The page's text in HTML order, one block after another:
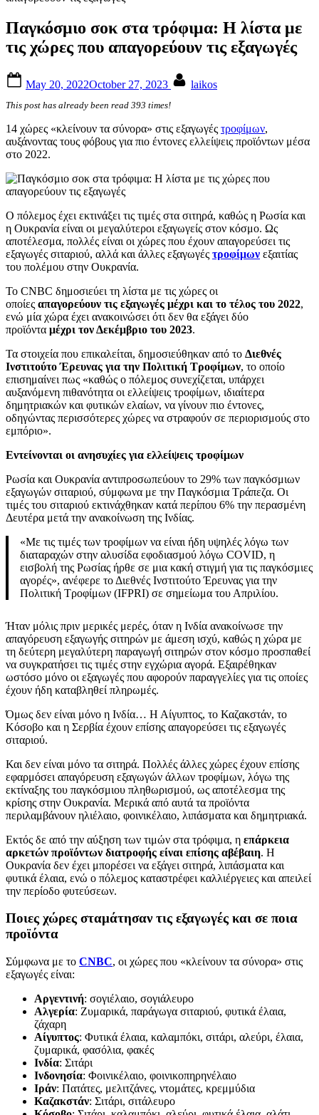
Παγκόσμιο σοκ στα τρόφιμα: Η λίστα με
τις χώρες που απαγορεύουν τις εξαγωγές
on
May 20, 2022October 27, 2023 laikos
This post has already been read 393 times!
14 χώρες «κλείνουν τα σύνορα» στις εξαγωγές τροφίμων,
αυξάνοντας τους φόβους για πιο έντονες ελλείψεις προϊόντων μέσα
στο 2022.
Ο πόλεμος έχει εκτινάξει τις τιμές στα σιτηρά, καθώς η Ρωσία και
η Ουκρανία είναι οι μεγαλύτεροι εξαγωγείς στον κόσμο. Ως
αποτέλεσμα, πολλές είναι οι χώρες που έχουν απαγορεύσει τις
εξαγωγές σιταριού, αλλά και άλλες εξαγωγές τροφίμων εξαιτίας
του πολέμου στην Ουκρανία.
Το CNBC δημοσιεύει τη λίστα με τις χώρες οι
οποίες απαγορεύουν τις εξαγωγές μέχρι και το τέλος του 2022,
ενώ μία χώρα έχει ανακοινώσει ότι δεν θα εξάγει δύο
προϊόντα μέχρι τον Δεκέμβριο του 2023.
Τα στοιχεία που επικαλείται, δημοσιεύθηκαν από το Διεθνές
Ινστιτούτο Έρευνας για την Πολιτική Τροφίμων, το οποίο
επισημαίνει πως «καθώς ο πόλεμος συνεχίζεται, υπάρχει
αυξανόμενη πιθανότητα οι ελλείψεις τροφίμων, ιδιαίτερα
δημητριακών και φυτικών ελαίων, να γίνουν πιο έντονες,
οδηγώντας περισσότερες χώρες να στραφούν σε περιορισμούς στο
εμπόριο».
Εντείνονται οι ανησυχίες για ελλείψεις τροφίμων
Ρωσία και Ουκρανία αντιπροσωπεύουν το 29% των παγκόσμιων
εξαγωγών σιταριού, σύμφωνα με την Παγκόσμια Τράπεζα. Οι
τιμές του σιταριού εκτινάχθηκαν κατά περίπου 6% την περασμένη
Δευτέρα μετά την ανακοίνωση της Ινδίας.
«Με τις τιμές των τροφίμων να είναι ήδη υψηλές λόγω των
διαταραχών στην αλυσίδα εφοδιασμού λόγω COVID, η
εισβολή της Ρωσίας ήρθε σε μια κακή στιγμή για τις παγκόσμιες
αγορές», ανέφερε το Διεθνές Ινστιτούτο Έρευνας για την
Πολιτική Τροφίμων (IFPRI) σε σημείωμα του Απριλίου.
Ήταν μόλις πριν μερικές μερές, όταν η Ινδία ανακοίνωσε την
απαγόρευση εξαγωγής σιτηρών με άμεση ισχύ, καθώς η χώρα με
τη δεύτερη μεγαλύτερη παραγωγή σιτηρών στον κόσμο προσπαθεί
να συγκρατήσει τις τιμές στην εγχώρια αγορά. Εξαιρέθηκαν
ωστόσο μόνο οι εξαγωγές που αφορούν παραγγελίες για τις οποίες
έχουν ήδη καταβληθεί πληρωμές.
Όμως δεν είναι μόνο η Ινδία… Η Αίγυπτος, το Καζακστάν, το
Κόσοβο και η Σερβία έχουν επίσης απαγορεύσει τις εξαγωγές
σιταριού.
Και δεν είναι μόνο τα σιτηρά. Πολλές άλλες χώρες έχουν επίσης
εφαρμόσει απαγόρευση εξαγωγών άλλων τροφίμων, λόγω της
εκτίναξης του παγκόσμιου πληθωρισμού, ως αποτέλεσμα της
κρίσης στην Ουκρανία. Μερικά από αυτά τα προϊόντα
περιλαμβάνουν ηλιέλαιο, φοινικέλαιο, λιπάσματα και δημητριακά.
Εκτός δε από την αύξηση των τιμών στα τρόφιμα, η επάρκεια
αρκετών προϊόντων διατροφής είναι επίσης αβέβαιη. Η
Ουκρανία δεν έχει μπορέσει να εξάγει σιτηρά, λιπάσματα και
φυτικά έλαια, ενώ ο πόλεμος καταστρέφει καλλιέργειες και απειλεί
την περίοδο φυτεύσεων.
Ποιες χώρες σταμάτησαν τις εξαγωγές και σε ποια
προϊόντα
Σύμφωνα με το CNBC, οι χώρες που «κλείνουν τα σύνορα» στις
εξαγωγές είναι:
Αργεντινή: σογιέλαιο, σογιάλευρο
Αλγερία: Ζυμαρικά, παράγωγα σιταριού, φυτικά έλαια,
ζάχαρη
Αίγυπτος: Φυτικά έλαια, καλαμπόκι, σιτάρι, αλεύρι, έλαια,
ζυμαρικά, φασόλια, φακές
Ινδία: Σιτάρι
Ινδονησία: Φοινικέλαιο, φοινικοπηρηνέλαιο
Ιράν: Πατάτες, μελιτζάνες, ντομάτες, κρεμμύδια
Καζακστάν: Σιτάρι, σιτάλευρο